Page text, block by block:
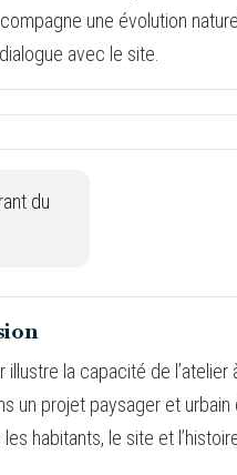
une évolution
avec le site.
du
illustre la capacité de
un projet paysager et urbain
habitants, le site et